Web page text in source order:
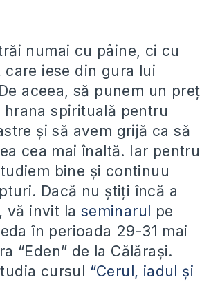
numai cu pâine, ci cu
iese din gura lui
aceea, să punem un preț
hrana spirituală pentru
și să avem grijă ca să
cea mai înaltă. Iar pentru
bine și continuu
Dacă nu știți încă a
vă invit la seminarul pe
în perioada 29-31 mai
“Eden” de la Călărași.
cursul “Cerul, iadul și